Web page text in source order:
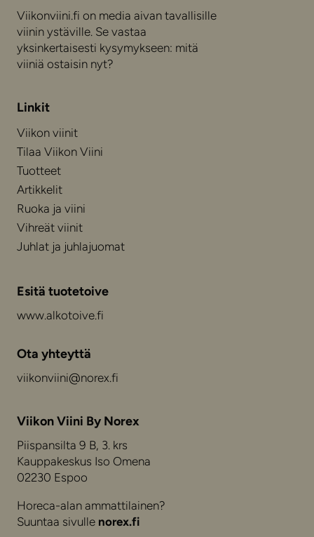
Viikonviini.fi on media aivan tavallisille
viinin ystäville. Se vastaa
yksinkertaisesti kysymykseen: mitä
viiniä ostaisin nyt?
Linkit
Viikon viinit
Tilaa Viikon Viini
Tuotteet
Artikkelit
Ruoka ja viini
Vihreät viinit
Juhlat ja juhlajuomat
Esitä tuotetoive
www.alkotoive.fi
Ota yhteyttä
viikonviini@norex.fi
Viikon Viini By Norex
Piispansilta 9 B, 3. krs
Kauppakeskus Iso Omena
02230 Espoo
Horeca-alan ammattilainen?
Suuntaa sivulle norex.fi